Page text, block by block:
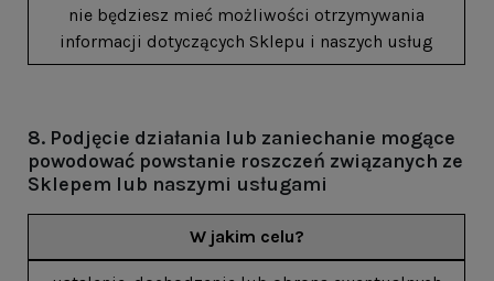
nie będziesz mieć możliwości otrzymywania
informacji dotyczących Sklepu i naszych usług
8. Podjęcie działania lub zaniechanie mogące
powodować powstanie roszczeń związanych ze
Sklepem lub naszymi usługami
W jakim celu?